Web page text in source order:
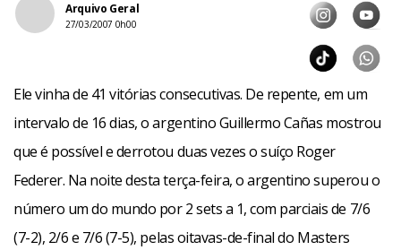
Arquivo Geral
27/03/2007 0h00
Ele vinha de 41 vitórias consecutivas. De repente, em um
intervalo de 16 dias, o argentino Guillermo Cañas mostrou
que é possível e derrotou duas vezes o suíço Roger
Federer. Na noite desta terça-feira, o argentino superou o
número um do mundo por 2 sets a 1, com parciais de 7/6
(7-2), 2/6 e 7/6 (7-5), pelas oitavas-de-final do Masters